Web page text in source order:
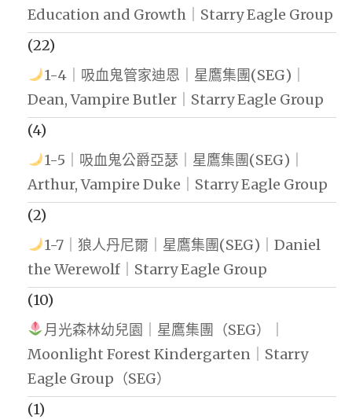
Education and Growth｜Starry Eagle Group
(22)
1-4｜吸血鬼管家迪恩｜星鷹集團(SEG)｜
Dean, Vampire Butler｜Starry Eagle Group
(4)
1-5｜吸血鬼公爵亞瑟｜星鷹集團(SEG)｜
Arthur, Vampire Duke｜Starry Eagle Group
(2)
1-7｜狼人丹尼爾｜星鷹集團(SEG)｜Daniel
the Werewolf｜Starry Eagle Group
(10)
月光森林幼兒園｜星鷹集團（SEG）｜
Moonlight Forest Kindergarten｜Starry
Eagle Group（SEG）
(1)